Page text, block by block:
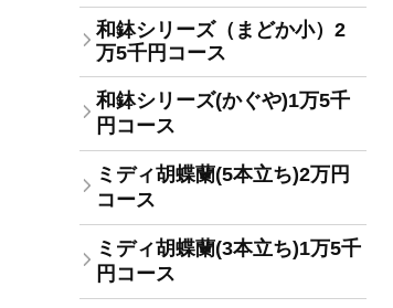
和鉢シリーズ（まどか小）2
万5千円コース
和鉢シリーズ(かぐや)1万5千
円コース
ミディ胡蝶蘭(5本立ち)2万円
コース
ミディ胡蝶蘭(3本立ち)1万5千
円コース